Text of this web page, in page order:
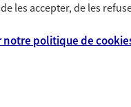
budget, c’était aussi
vos garanties à
vous avez 60 ans et
plus d’information
les accepter, de les
notre politique de